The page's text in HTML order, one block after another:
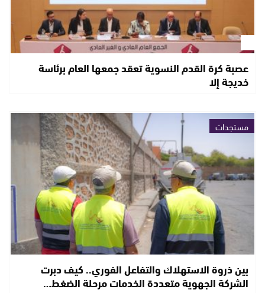
عصبة كرة القدم النسوية تعقد جمعها العام برئاسة
خديجة إلا
مستجدات
بين ذروة الاستهلاك والتفاعل الفوري.. كيف دبرت
الشركة الجهوية متعددة الخدمات مرحلة الضغط…